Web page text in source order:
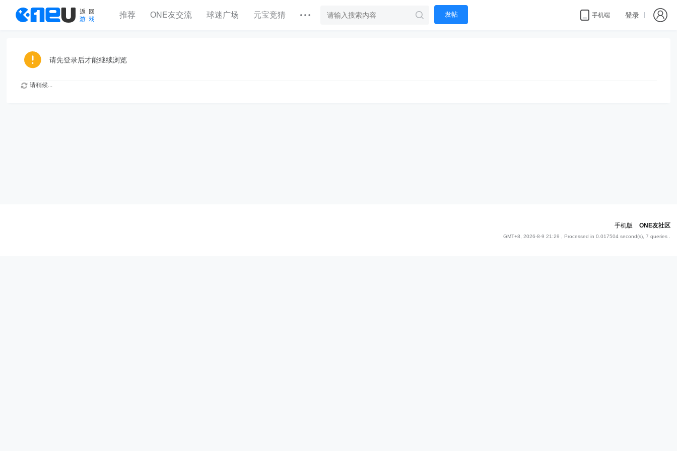
推荐 ONE友交流 球迷广场 元宝竞猜 发帖 手机端 登录
请先登录后才能继续浏览
请稍候...
手机版 ONE友社区
GMT+8, 2026-8-9 21:29 , Processed in 0.017504 second(s), 7 queries .